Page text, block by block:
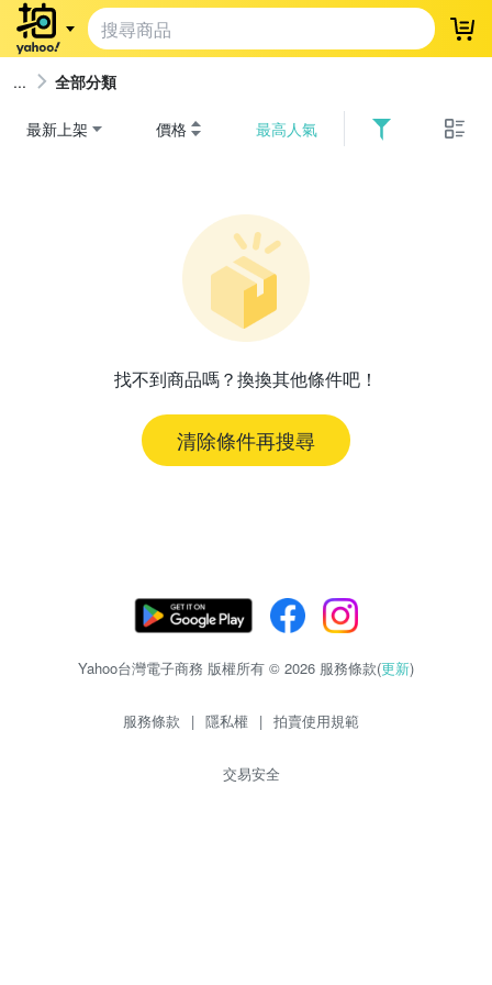
登
全部分類
最新上架 價格 最高人氣
找不到商品嗎？換換其他條件吧！
清除條件再搜尋
Yahoo台灣電子商務 版權所有 © 2026 服務條款(更新)
服務條款 | 隱私權 | 拍賣使用規範
交易安全